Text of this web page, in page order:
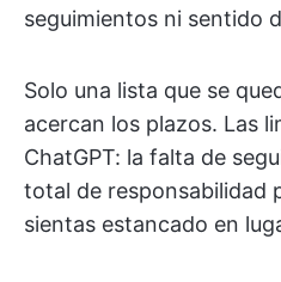
seguimientos ni sentido
Solo una lista que se
acercan los plazos. Las
ChatGPT: la falta de
total de responsabilidad
sientas estancado en